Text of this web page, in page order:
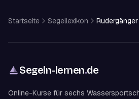
Startseite Segellexikon Rudergänger
Segeln-lernen.de
Online-Kurse für sechs